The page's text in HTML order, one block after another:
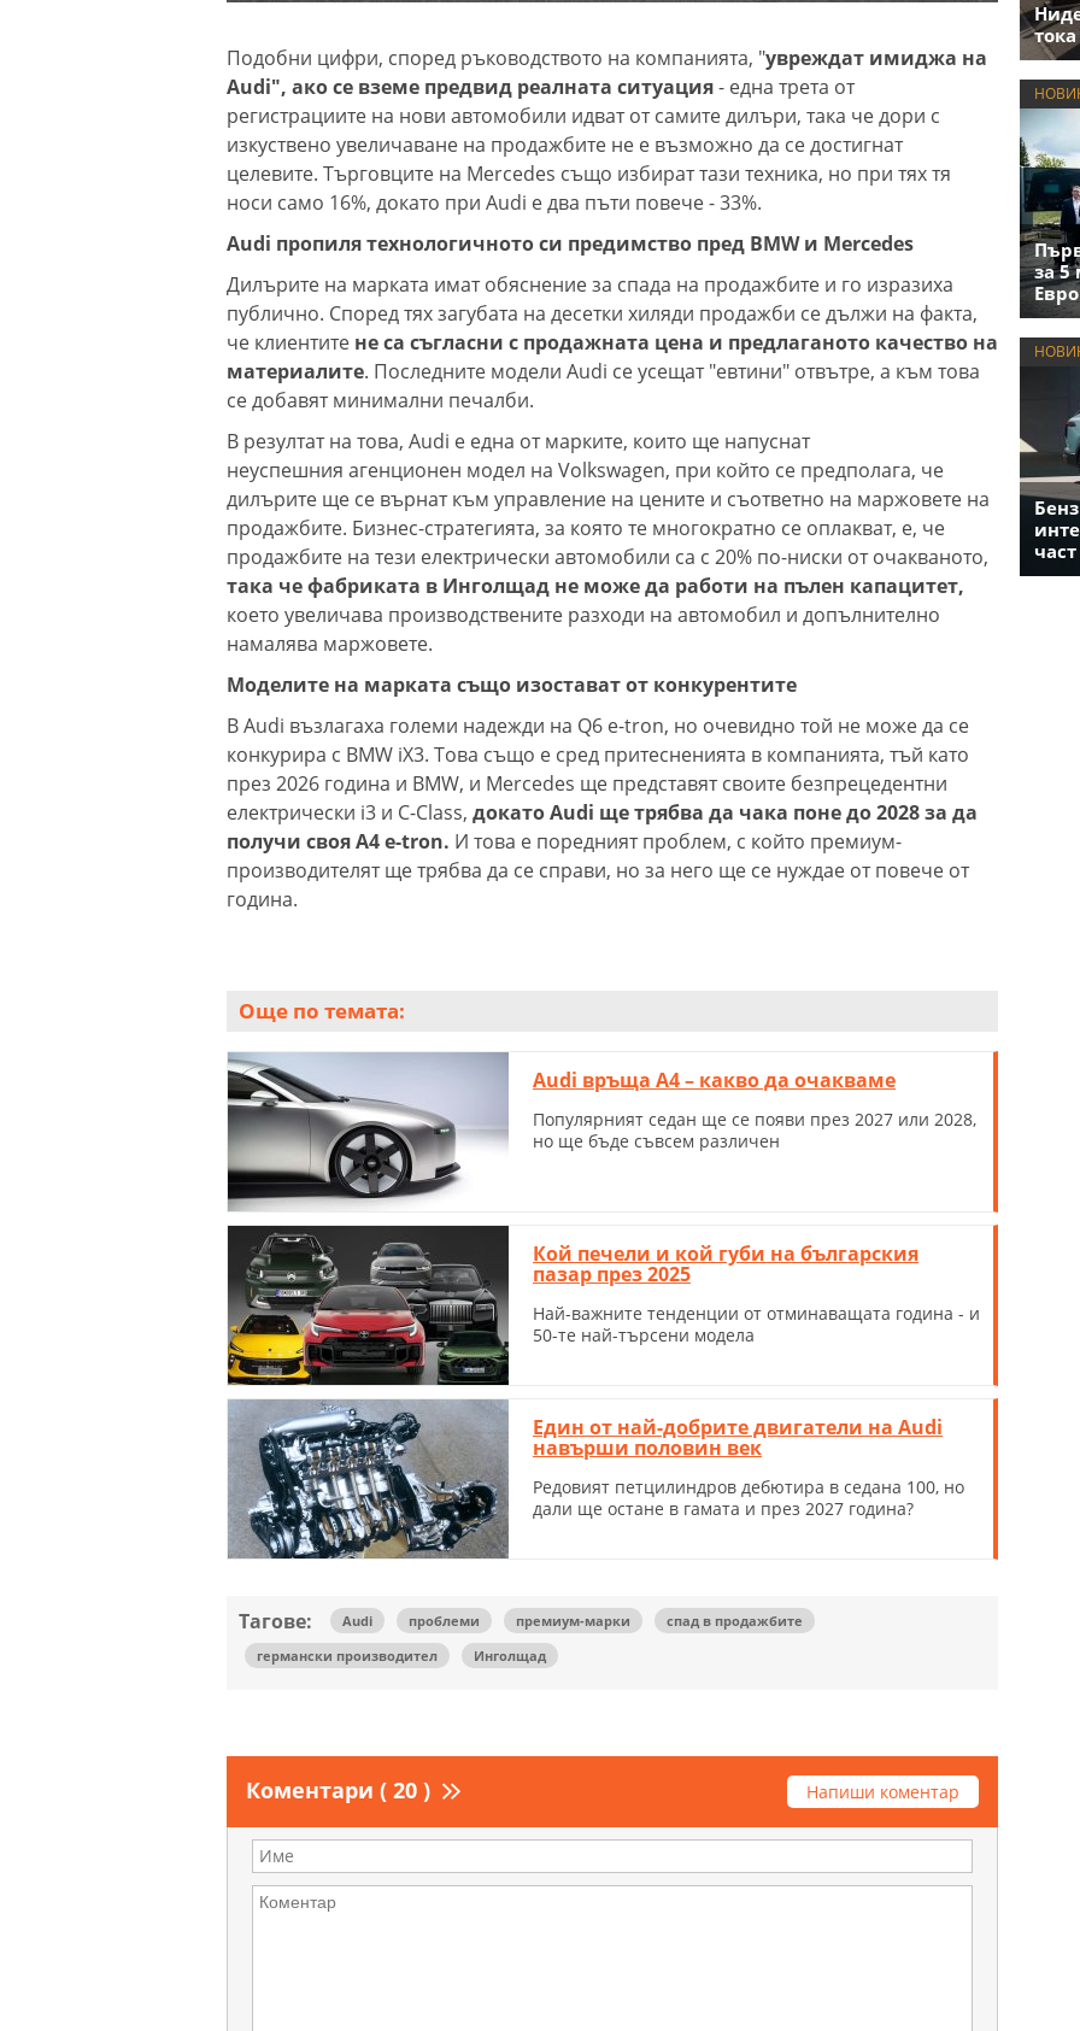
Подобни цифри, според ръководството на компанията, "увреждат имиджа на
Audi", ако се вземе предвид реалната ситуация- една трета от
регистрациите на нови автомобили идват от самите дилъри, така че дори с
изкуствено увеличаване на продажбите не е възможно да се достигнат
целевите. Търговците на Mercedes също избират тази техника, но при тях тя
носи само 16%, докато при Audi е два пъти повече - 33%.
Audi пропиля технологичното си предимство пред BMW и Mercedes
Дилърите на марката имат обяснение за спада на продажбите и го изразиха
публично. Според тях загубата на десетки хиляди продажби се дължи на факта,
че клиентите не са съгласни с продажната цена и предлаганото качество на
материалите. Последните модели Audi се усещат "евтини" отвътре, а към това
се добавят минимални печалби.
В резултат на това, Audi е една от марките, които ще напуснат
неуспешния агенционен модел на Volkswagen, при който се предполага, че
дилърите ще се върнат към управление на цените и съответно на маржовете на
продажбите. Бизнес-стратегията, за която те многократно се оплакват, е, че
продажбите на тези електрически автомобили са с 20% по-ниски от очакваното,
така че фабриката в Инголщад не може да работи на пълен капацитет,
което увеличава производствените разходи на автомобил и допълнително
намалява маржовете.
Моделите на марката също изостават от конкурентите
В Audi възлагаха големи надежди на Q6 e-tron, но очевидно той не може да се
конкурира с BMW iX3. Това също е сред притесненията в компанията, тъй като
през 2026 година и BMW, и Mercedes ще представят своите безпрецедентни
електрически i3 и C-Class, докато Audi ще трябва да чака поне до 2028 за да
получи своя A4 e-tron. И това е поредният проблем, с който премиум-
производителят ще трябва да се справи, но за него ще се нуждае от повече от
година.
Още по темата:
Audi връща А4 – какво да очакваме
Популярният седан ще се появи през 2027 или 2028,
но ще бъде съвсем различен
Кой печели и кой губи на българския
пазар през 2025
Най-важните тенденции от отминаващата година - и
50-те най-търсени модела
Един от най-добрите двигатели на Audi
навърши половин век
Редовият петцилиндров дебютира в седана 100, но
дали ще остане в гамата и през 2027 година?
Тагове: Audi проблеми премиум-марки
спад в продажбите
германски производител
Инголщад
Коментари ( 20 ) Напиши коментар
за 5
част